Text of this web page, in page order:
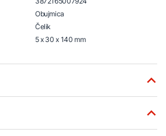
Obujmica
Čelik
5 x 30 x 140 mm